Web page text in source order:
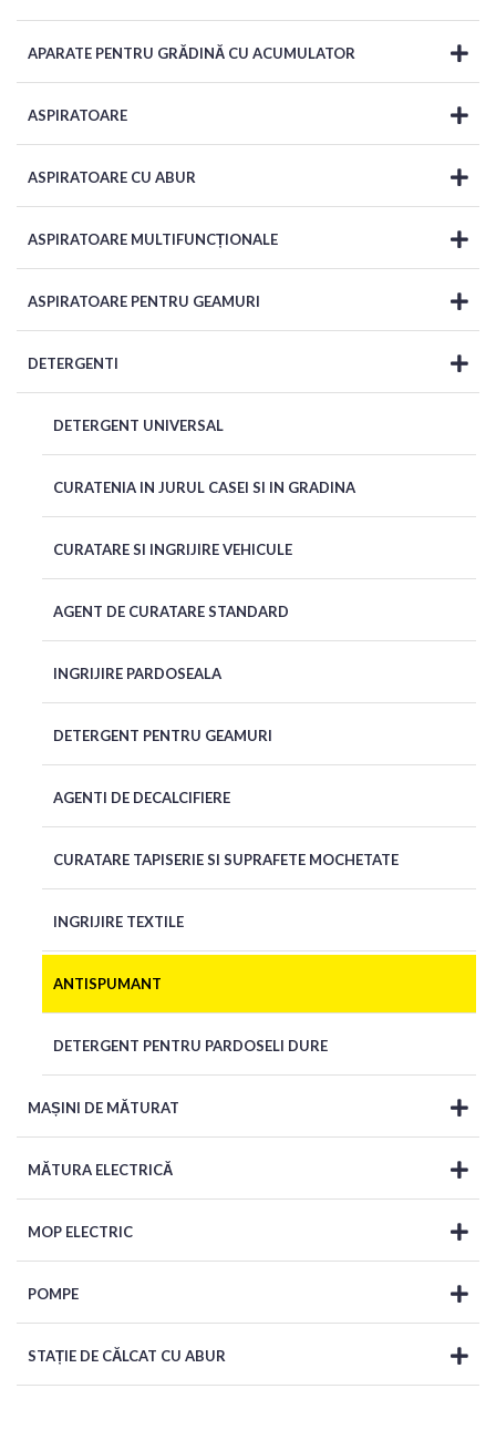
APARATE PENTRU GRĂDINĂ CU ACUMULATOR
ASPIRATOARE
ASPIRATOARE CU ABUR
ASPIRATOARE MULTIFUNCȚIONALE
ASPIRATOARE PENTRU GEAMURI
DETERGENTI
DETERGENT UNIVERSAL
CURATENIA IN JURUL CASEI SI IN GRADINA
CURATARE SI INGRIJIRE VEHICULE
AGENT DE CURATARE STANDARD
INGRIJIRE PARDOSEALA
DETERGENT PENTRU GEAMURI
AGENTI DE DECALCIFIERE
CURATARE TAPISERIE SI SUPRAFETE MOCHETATE
INGRIJIRE TEXTILE
ANTISPUMANT
DETERGENT PENTRU PARDOSELI DURE
MAȘINI DE MĂTURAT
MĂTURA ELECTRICĂ
MOP ELECTRIC
POMPE
STAȚIE DE CĂLCAT CU ABUR